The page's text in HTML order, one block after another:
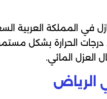
في المملكة العربية
درجات الحرارة بشكل
المائي.
الرياض